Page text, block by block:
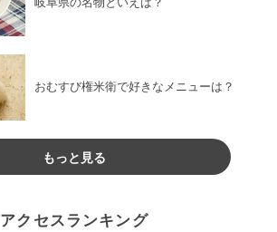
おむすび権米衛で好きなメニューは？
もっと見る
アクセスランキング